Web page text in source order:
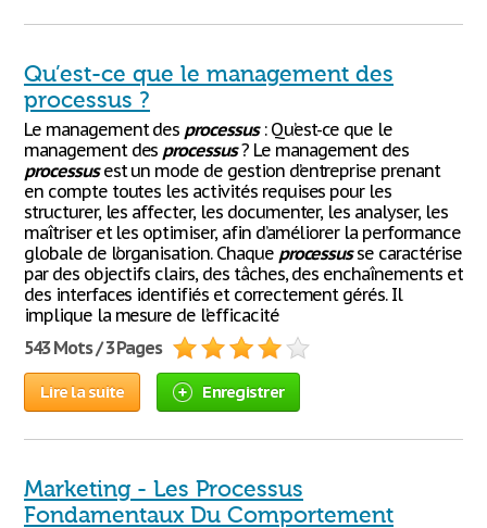
Qu’est-ce que le management des
processus ?
Le management des processus: Qu’est-ce que le
management des processus? Le management des
processusest un mode de gestion d’entreprise prenant
en compte toutes les activités requises pour les
structurer, les affecter, les documenter, les analyser, les
maîtriser et les optimiser, afin d’améliorer la performance
globale de l’organisation. Chaque processusse caractérise
par des objectifs clairs, des tâches, des enchaînements et
des interfaces identifiés et correctement gérés. Il
implique la mesure de l’efficacité
543 Mots / 3 Pages
Lire la suite Enregistrer
Marketing - Les Processus
Fondamentaux Du Comportement